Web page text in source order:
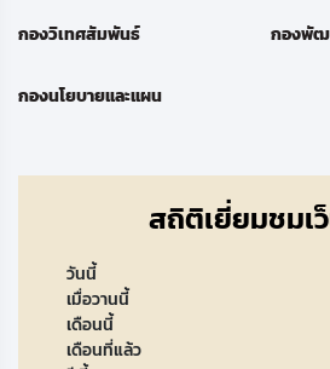
กองวิเทศสัมพันธ์ กองพัฒ
กองนโยบายและแผน
สถิติเยี่ยมชมเ
วันนี้
เมื่อวานนี้
เดือนนี้
เดือนที่แล้ว